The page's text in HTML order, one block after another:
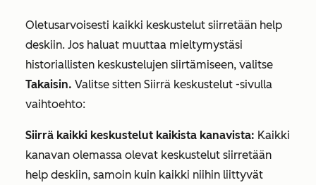
Oletusarvoisesti kaikki keskustelut siirretään help
deskiin. Jos haluat muuttaa mieltymystäsi
historiallisten keskustelujen siirtämiseen, valitse
Takaisin. Valitse sitten Siirrä keskustelut -sivulla
vaihtoehto:
Siirrä kaikki keskustelut kaikista kanavista: Kaikki
kanavan olemassa olevat keskustelut siirretään
help deskiin, samoin kuin kaikki niihin liittyvät